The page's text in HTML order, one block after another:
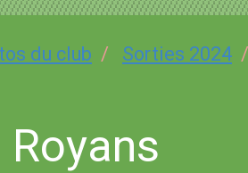
du club Sorties 2024